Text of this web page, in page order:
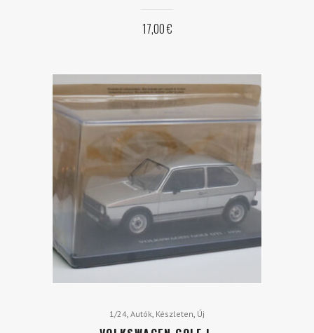
17,00€
1/24, Autók, Készleten, Új